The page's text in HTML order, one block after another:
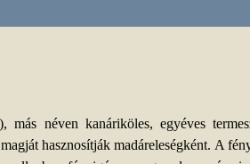
), más néven kanáriköles, egyéves
hasznosítják madáreleségként. A